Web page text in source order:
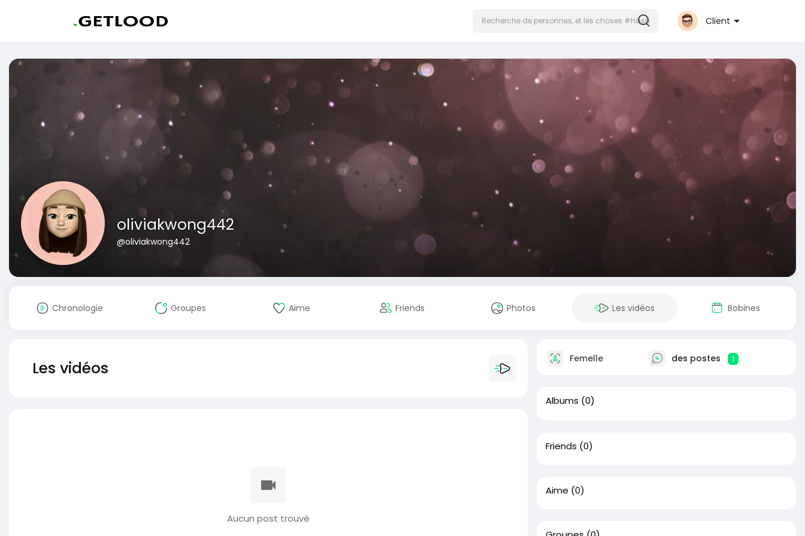
Client
oliviakwong442
@oliviakwong442
Chronologie Groupes Aime Friends Photos Les vidéos Bobines
Les vidéos
Aucun post trouvé
Femelle des postes 1
Albums (0)
Friends (0)
Aime (0)